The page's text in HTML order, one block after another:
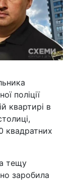
поліції
квартирі в
квадратних
тещу
заробила